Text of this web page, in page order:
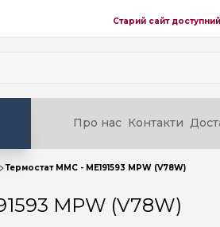
Старий сайт
Про нас Контакти
Термостат MMC - ME191593 MPW (V78W)
MPW (V78W)